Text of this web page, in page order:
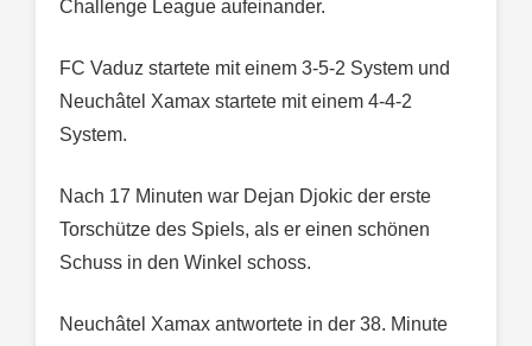
Challenge League aufeinander.
FC Vaduz startete mit einem 3-5-2 System und
Neuchâtel Xamax startete mit einem 4-4-2
System.
Nach 17 Minuten war Dejan Djokic der erste
Torschütze des Spiels, als er einen schönen
Schuss in den Winkel schoss.
Neuchâtel Xamax antwortete in der 38. Minute